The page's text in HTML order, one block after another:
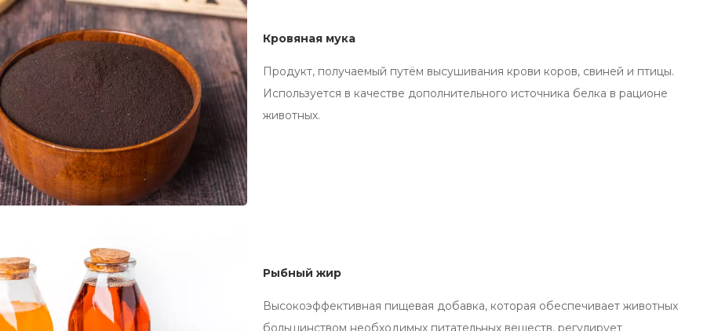
Кровяная мука
Продукт, получаемый путём высушивания крови коров, свиней и птицы.
Используется в качестве дополнительного источника белка в рационе
животных.
Рыбный жир
Высокоэффективная пищевая добавка, которая обеспечивает животных
большинством необходимых питательных веществ, регулирует